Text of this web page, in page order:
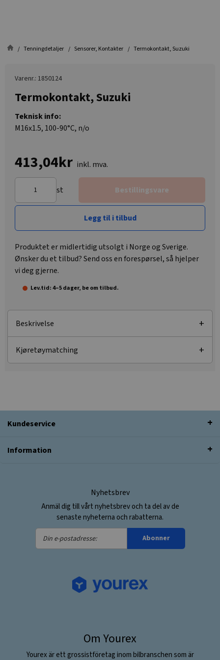
Tenningdetaljer Sensorer, Kontakter Termokontakt, Suzuki
Varenr.: 1850124
Termokontakt, Suzuki
Teknisk info:
M16x1.5, 100-90°C, n/o
413,04kr inkl. mva.
st Bestillingsvare
Legg til i tilbud
Produktet er midlertidig utsolgt i Norge og Sverige.
Ønsker du et tilbud? Send oss en forespørsel, så hjelper
vi deg gjerne.
Lev.tid: 4–5 dager, be om tilbud.
Beskrivelse
Kjøretøymatching
Kundeservice
Information
Nyhetsbrev
Anmäl dig till vårt nyhetsbrev och ta del av de
senaste nyheterna och rabatterna.
Din
e-
Abonner
Om Yourex
Yourex är ett grossistföretag inom bilbranschen som är